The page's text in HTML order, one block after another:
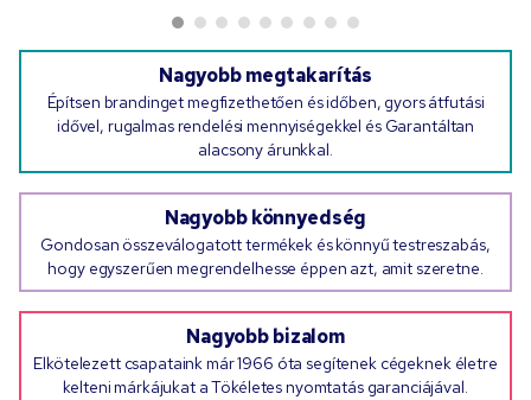
Nagyobb megtakarítás
Építsen brandinget megfizethetően és időben, gyors átfutási
idővel, rugalmas rendelési mennyiségekkel és Garantáltan
alacsony árunkkal.
Nagyobb könnyedség
Gondosan összeválogatott termékek és könnyű testreszabás,
hogy egyszerűen megrendelhesse éppen azt, amit szeretne.
Nagyobb bizalom
Elkötelezett csapataink már 1966 óta segítenek cégeknek életre
kelteni márkájukat a Tökéletes nyomtatás garanciájával.